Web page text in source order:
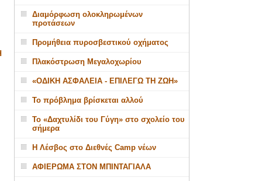
Διαμόρφωση ολοκληρωμένων
προτάσεων
Προμήθεια πυροσβεστικού οχήματος
Πλακόστρωση Μεγαλοχωρίου
«ΟΔΙΚΗ ΑΣΦΑΛΕΙΑ - ΕΠΙΛΕΓΩ ΤΗ ΖΩΗ»
Το πρόβλημα βρίσκεται αλλού
Το «Δαχτυλίδι του Γύγη» στο σχολείο του
σήμερα
Η Λέσβος στο Διεθνές Camp νέων
ΑΦΙΕΡΩΜΑ ΣΤΟΝ ΜΠΙΝΤΑΓΙΑΛΑ